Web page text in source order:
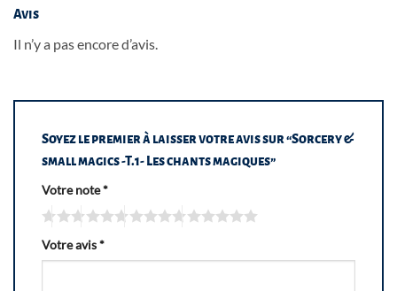
Avis
Il n’y a pas encore d’avis.
Soyez le premier à laisser votre avis sur “Sorcery &
small magics -T.1- Les chants magiques”
Votre note*
Votre avis*